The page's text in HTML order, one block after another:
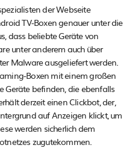
der Webseite
TV-Boxen genauer unter die
dass beliebte Geräte von
unter anderem auch über
Malware ausgeliefert werden.
Boxen mit einem großen
Geräte befinden, die ebenfalls
derzeit einen Clickbot, der,
auf Anzeigen klickt, um
werden sicherlich dem
zugutekommen.